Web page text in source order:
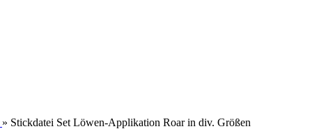
» Stickdatei Set Löwen-Applikation Roar in div. Größen